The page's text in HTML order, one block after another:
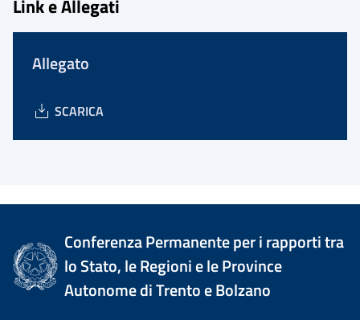
Link e Allegati
Allegato
SCARICA
Conferenza Permanente per i rapporti tra
lo Stato, le Regioni e le Province
Autonome di Trento e Bolzano